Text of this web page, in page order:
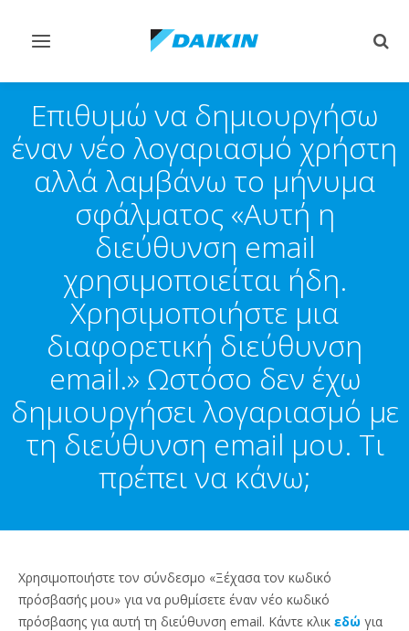
Εναλλαγή
πλοήγηση
Επιθυμώ να δημιουργήσω
έναν νέο λογαριασμό χρήστη
αλλά λαμβάνω το μήνυμα
σφάλματος «Αυτή η
διεύθυνση email
χρησιμοποιείται ήδη.
Χρησιμοποιήστε μια
διαφορετική διεύθυνση
email.» Ωστόσο δεν έχω
δημιουργήσει λογαριασμό με
τη διεύθυνση email μου. Τι
πρέπει να κάνω;
Χρησιμοποιήστε τον σύνδεσμο «Ξέχασα τον κωδικό
πρόσβασής μου» για να ρυθμίσετε έναν νέο κωδικό
πρόσβασης για αυτή τη διεύθυνση email. Κάντε κλικ εδώ για